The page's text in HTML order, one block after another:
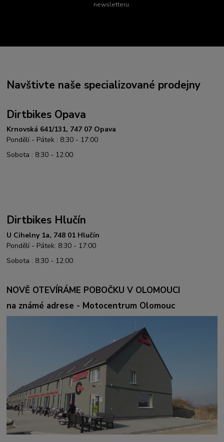
newsletteru.
Navštivte naše specializované prodejny
Dirtbikes Opava
Krnovská 641/131, 747 07 Opava
Pondělí - Pátek : 8:30 - 17:00
Sobota : 8:30 - 12:00
Dirtbikes Hlučín
U Cihelny 1a, 748 01 Hlučín
Pondělí - Pátek: 8:30 - 17:00
Sobota : 8:30 - 12:00
NOVĚ OTEVÍRÁME POBOČKU V OLOMOUCI
na známé adrese - Motocentrum Olomouc